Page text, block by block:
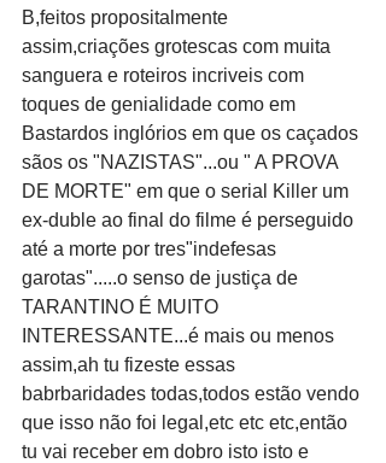
B,feitos propositalmente
assim,criações grotescas com muita
sanguera e roteiros incriveis com
toques de genialidade como em
Bastardos inglórios em que os caçados
sãos os "NAZISTAS"...ou " A PROVA
DE MORTE" em que o serial Killer um
ex-duble ao final do filme é perseguido
até a morte por tres"indefesas
garotas".....o senso de justiça de
TARANTINO É MUITO
INTERESSANTE...é mais ou menos
assim,ah tu fizeste essas
babrbaridades todas,todos estão vendo
que isso não foi legal,etc etc etc,então
tu vai receber em dobro isto isto e